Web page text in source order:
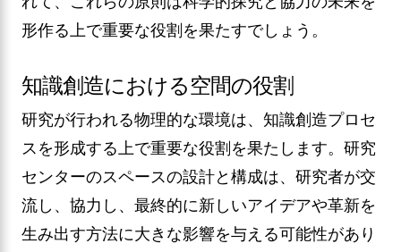
形作る上で重要な役割を果たすでしょう。
知識創造における空間の役割
研究が行われる物理的な環境は、知識創造プロセ
スを形成する上で重要な役割を果たします。研究
センターのスペースの設計と構成は、研究者が交
流し、協力し、最終的に新しいアイデアや革新を
生み出す方法に大きな影響を与える可能性があり